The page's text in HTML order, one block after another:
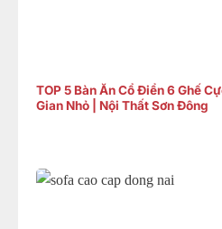
TOP 5 Bàn Ăn Cổ Điển 6 Ghế
Gian Nhỏ | Nội Thất Sơn Đông